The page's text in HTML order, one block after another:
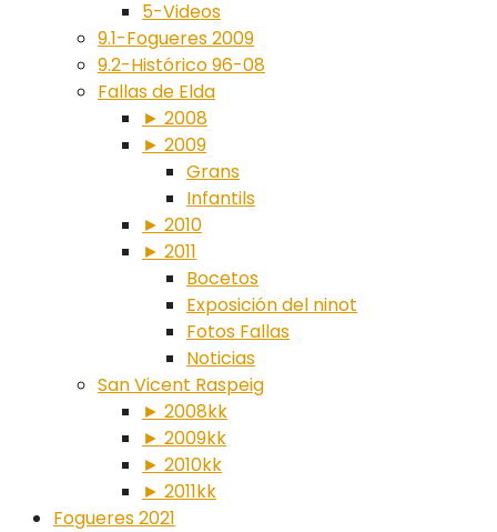
5-Videos
9.1-Fogueres 2009
9.2-Histórico 96-08
Fallas de Elda
► 2008
► 2009
Grans
Infantils
► 2010
► 2011
Bocetos
Exposición del ninot
Fotos Fallas
Noticias
San Vicent Raspeig
► 2008kk
► 2009kk
► 2010kk
► 2011kk
Fogueres 2021